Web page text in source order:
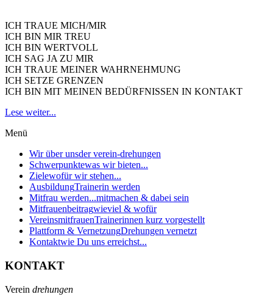
ICH TRAUE MICH/MIR
ICH BIN MIR TREU
ICH BIN WERTVOLL
ICH SAG JA ZU MIR
ICH TRAUE MEINER WAHRNEHMUNG
ICH SETZE GRENZEN
ICH BIN MIT MEINEN BEDÜRFNISSEN IN KONTAKT
Lese weiter...
Menü
Wir über unsder verein-drehungen
Schwerpunktewas wir bieten...
Zielewofür wir stehen...
AusbildungTrainerin werden
Mitfrau werden...mitmachen & dabei sein
Mitfrauenbeitragwieviel & wofür
VereinsmitfrauenTrainerinnen kurz vorgestellt
Plattform & VernetzungDrehungen vernetzt
Kontaktwie Du uns erreichst...
KONTAKT
Verein drehungen